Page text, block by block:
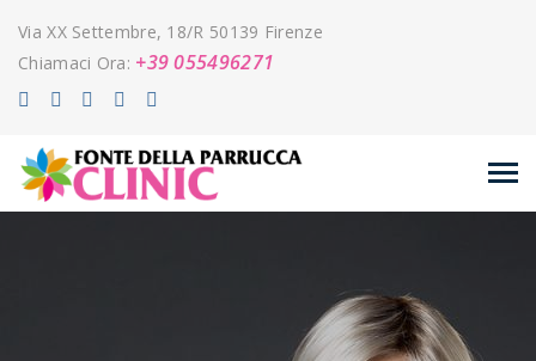
Via XX Settembre, 18/R 50139 Firenze
Chiamaci Ora: +39 055496271